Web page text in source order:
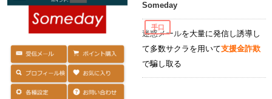
Someday
手口
迷惑メールを大量に発信し誘導し
て多数サクラを用いて支援金詐欺
で騙し取る